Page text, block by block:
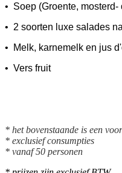
• Soep (Groente,
• 2 soorten luxe salades
• Melk, karnemelk en jus
• Vers fruit
* het bovenstaande is een
* exclusief consumpties
* vanaf 50 personen